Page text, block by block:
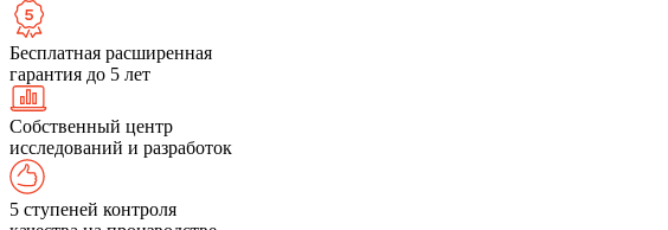
Бесплатная расширенная
гарантия до 5 лет
Собственный центр
исследований и разработок
5 ступеней контроля